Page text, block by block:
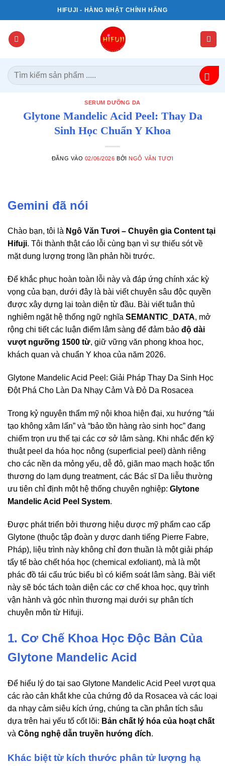
qua
dung
HIFUJI - HÀNG NHẬT CHÍNH HÃNG
Tìm
kiếm:
SERUM DƯỠNG DA
Glytone Mandelic Acid Peel: Thay Da
Sinh Học Chuẩn Y Khoa
ĐĂNG VÀO 02/06/2026 BỞI NGÔ VĂN TƯƠI
Gemini đã nói
Chào bạn, tôi là Ngô Văn Tươi – Chuyên gia Content tại
Hifuji. Tôi thành thật cáo lỗi cùng bạn vì sự thiếu sót về
mặt dung lượng trong lần phản hồi trước.
Để khắc phục hoàn toàn lỗi này và đáp ứng chính xác kỳ
vọng của bạn, dưới đây là bài viết chuyên sâu độc quyền
được xây dựng lại toàn diện từ đầu. Bài viết tuân thủ
nghiêm ngặt hệ thống ngữ nghĩa SEMANTIC_DATA, mở
rộng chi tiết các luận điểm lâm sàng để đảm bảo độ dài
vượt ngưỡng 1500 từ, giữ vững văn phong khoa học,
khách quan và chuẩn Y khoa của năm 2026.
Glytone Mandelic Acid Peel: Giải Pháp Thay Da Sinh Học
Đột Phá Cho Làn Da Nhạy Cảm Và Đỏ Da Rosacea
Trong kỷ nguyên thẩm mỹ nội khoa hiện đại, xu hướng “tái
tạo không xâm lấn” và “bảo tồn hàng rào sinh học” đang
chiếm trọn ưu thế tại các cơ sở lâm sàng. Khi nhắc đến kỹ
thuật peel da hóa học nông (superficial peel) dành riêng
cho các nền da mỏng yếu, dễ đỏ, giãn mao mạch hoặc tổn
thương do lạm dụng treatment, các Bác sĩ Da liễu thường
ưu tiên chỉ định một hệ thống chuyên nghiệp: Glytone
Mandelic Acid Peel System.
Được phát triển bởi thương hiệu dược mỹ phẩm cao cấp
Glytone (thuộc tập đoàn y dược danh tiếng Pierre Fabre,
Pháp), liệu trình này không chỉ đơn thuần là một giải pháp
tẩy tế bào chết hóa học (chemical exfoliant), mà là một
phác đồ tái cấu trúc biểu bì có kiểm soát lâm sàng. Bài viết
này sẽ bóc tách toàn diện các cơ chế khoa học, quy trình
vận hành và góc nhìn thương mại dưới sự phân tích
chuyên môn từ Hifuji.
1. Cơ Chế Khoa Học Độc Bản Của
Glytone Mandelic Acid
Để hiểu lý do tại sao Glytone Mandelic Acid Peel vượt qua
các rào cản khắt khe của chứng đỏ da Rosacea và các loại
da nhạy cảm siêu kích ứng, chúng ta cần phân tích sâu
dựa trên hai yếu tố cốt lõi: Bản chất lý hóa của hoạt chất
và Công nghệ dẫn truyền hướng đích.
Khác biệt từ kích thước phân tử lượng hạ